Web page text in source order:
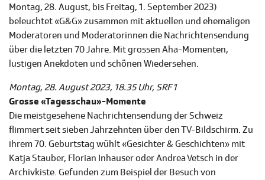
Montag, 28. August, bis Freitag, 1. September 2023)
beleuchtet «G&G» zusammen mit aktuellen und ehemaligen
Moderatoren und Moderatorinnen die Nachrichtensendung
über die letzten 70 Jahre. Mit grossen Aha-Momenten,
lustigen Anekdoten und schönen Wiedersehen.
Montag, 28. August 2023, 18.35 Uhr, SRF 1
Grosse «Tagesschau»-Momente
Die meistgesehene Nachrichtensendung der Schweiz
flimmert seit sieben Jahrzehnten über den TV-Bildschirm. Zu
ihrem 70. Geburtstag wühlt «Gesichter & Geschichten» mit
Katja Stauber, Florian Inhauser oder Andrea Vetsch in der
Archivkiste. Gefunden zum Beispiel der Besuch von